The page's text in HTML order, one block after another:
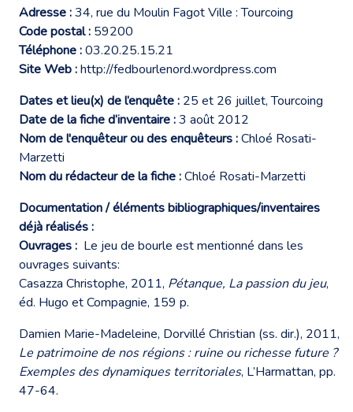
Adresse :34, rue du Moulin Fagot Ville : Tourcoing
Code postal : 59200
Téléphone :03.20.25.15.21
Site Web :http://fedbourlenord.wordpress.com
Dates et lieu(x) de l’enquête : 25 et 26 juillet, Tourcoing
Date de la fiche d’inventaire :3 août 2012
Nom de l'enquêteur ou des enquêteurs :Chloé Rosati-
Marzetti
Nom du rédacteur de la fiche :Chloé Rosati-Marzetti
Documentation / éléments bibliographiques/inventaires
déjà réalisés :
Ouvrages : Le jeu de bourle est mentionné dans les
ouvrages suivants:
Casazza Christophe, 2011, Pétanque, La passion du jeu,
éd. Hugo et Compagnie, 159 p.
Damien Marie-Madeleine, Dorvillé Christian (ss. dir.), 2011,
Le patrimoine de nos régions : ruine ou richesse future ?
Exemples des dynamiques territoriales, L’Harmattan, pp.
47-64.